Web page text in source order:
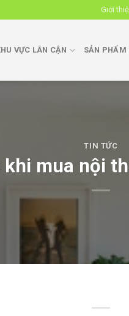
Giới
VỰC LÂN CẬN SẢN PHẨM
TIN TỨC
mua nội